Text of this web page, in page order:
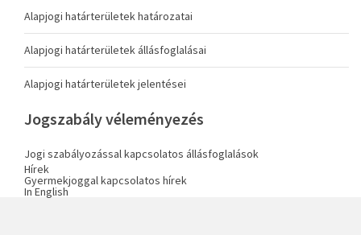
Alapjogi határterületek határozatai
Alapjogi határterületek állásfoglalásai
Alapjogi határterületek jelentései
Jogszabály véleményezés
Jogi szabályozással kapcsolatos állásfoglalások
Hírek
Gyermekjoggal kapcsolatos hírek
In English